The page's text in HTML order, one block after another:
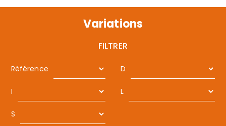
Variations
FILTRER
Référence D
I L
S